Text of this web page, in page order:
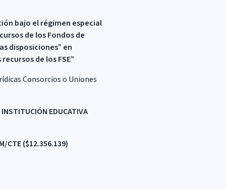
bajo el régimen especial
de los Fondos de
disposiciones” en
de los FSE”
Consorcios o Uniones
INSTITUCIÓN EDUCATIVA
CTE($12.356.139)